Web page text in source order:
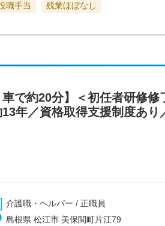
職手当
残業ほぼなし
車で約20分】＜初任者研修
年／資格取得支援制度あ
介護職・ヘルパー / 正職員
島根県 松江市 美保関町片江79